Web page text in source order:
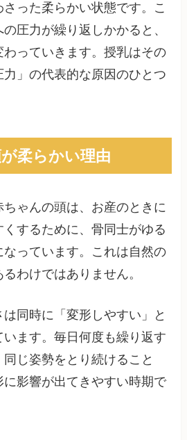
った柔らかい状態です。こ
圧力が繰り返しかかると、
っていきます。授乳はその
力」の代表的な原因のひとつ
柔らかい理由
ゃんの頭は、お産のときに
するために、骨同士がゆる
なっています。これは自然の
わけではありません。
同時に「変形しやすい」と
ます。毎日何度も繰り返す
じ姿勢をとり続けること
影響が出てきやすい時期で